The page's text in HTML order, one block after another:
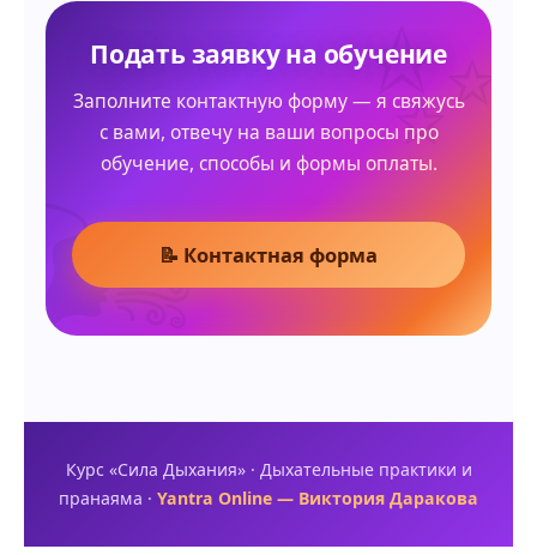
Подать заявку на обучение
Заполните контактную форму — я свяжусь
с вами, отвечу на ваши вопросы про
обучение, способы и формы оплаты.
📝 Контактная форма
Курс «Сила Дыхания» · Дыхательные практики и
пранаяма · Yantra Online — Виктория Даракова